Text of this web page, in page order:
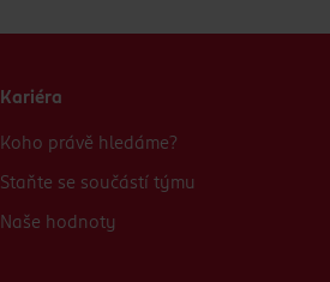
Kariéra
Koho právě hledáme?
Staňte se součástí týmu
Naše hodnoty